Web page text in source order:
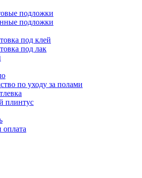
подложки
подложки
под клей
под лак
по уходу за полами
плинтус
оплата